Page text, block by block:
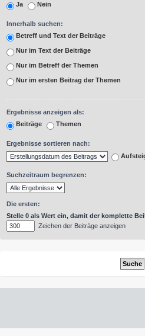
Ja
Nein
Innerhalb suchen:
Betreff und Text der Beiträge
Nur im Text der Beiträge
Nur im Betreff der Themen
Nur im ersten Beitrag der Themen
Ergebnisse anzeigen als:
Beiträge
Themen
Ergebnisse sortieren nach:
Suchzeitraum begrenzen:
Die ersten:
Stelle 0 als Wert ein, damit der komplette
Zeichen der Beiträge anzeigen